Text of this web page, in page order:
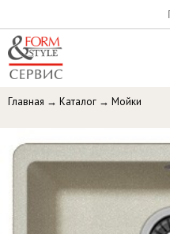
Главная → Каталог → Мойки